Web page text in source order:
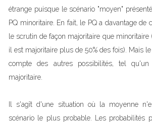
étrange puisque le scénario "moyen"
PQ minoritaire. En fait, le PQ a davantage de
le scrutin de façon majoritaire que minoritaire
il est majoritaire plus de 50% des fois). Mais
compte des autres possibilités, tel qu'un
majoritaire.
Il s'agît d'une situation où la moyenne
scénario le plus probable. Les probabilités